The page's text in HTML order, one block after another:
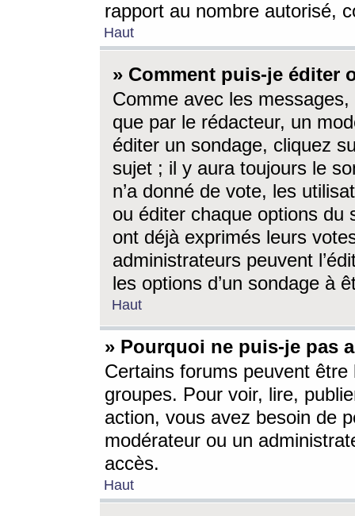
rapport au nombre autorisé,
Haut
» Comment puis-je éditer
Comme avec les
que par le rédacteur, un
éditer un sondage, cliquez
sujet ; il y aura toujours le
n’a donné de vote, les
ou éditer chaque options du
ont déjà exprimés leurs
administrateurs peuvent
les options d’un sondage à
Haut
» Pourquoi ne puis-je pas
Certains forums peuvent être
groupes. Pour voir, lire,
action, vous avez besoin de
modérateur ou un
accès.
Haut